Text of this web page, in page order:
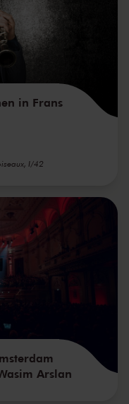
in Frans
I/42
Arslan